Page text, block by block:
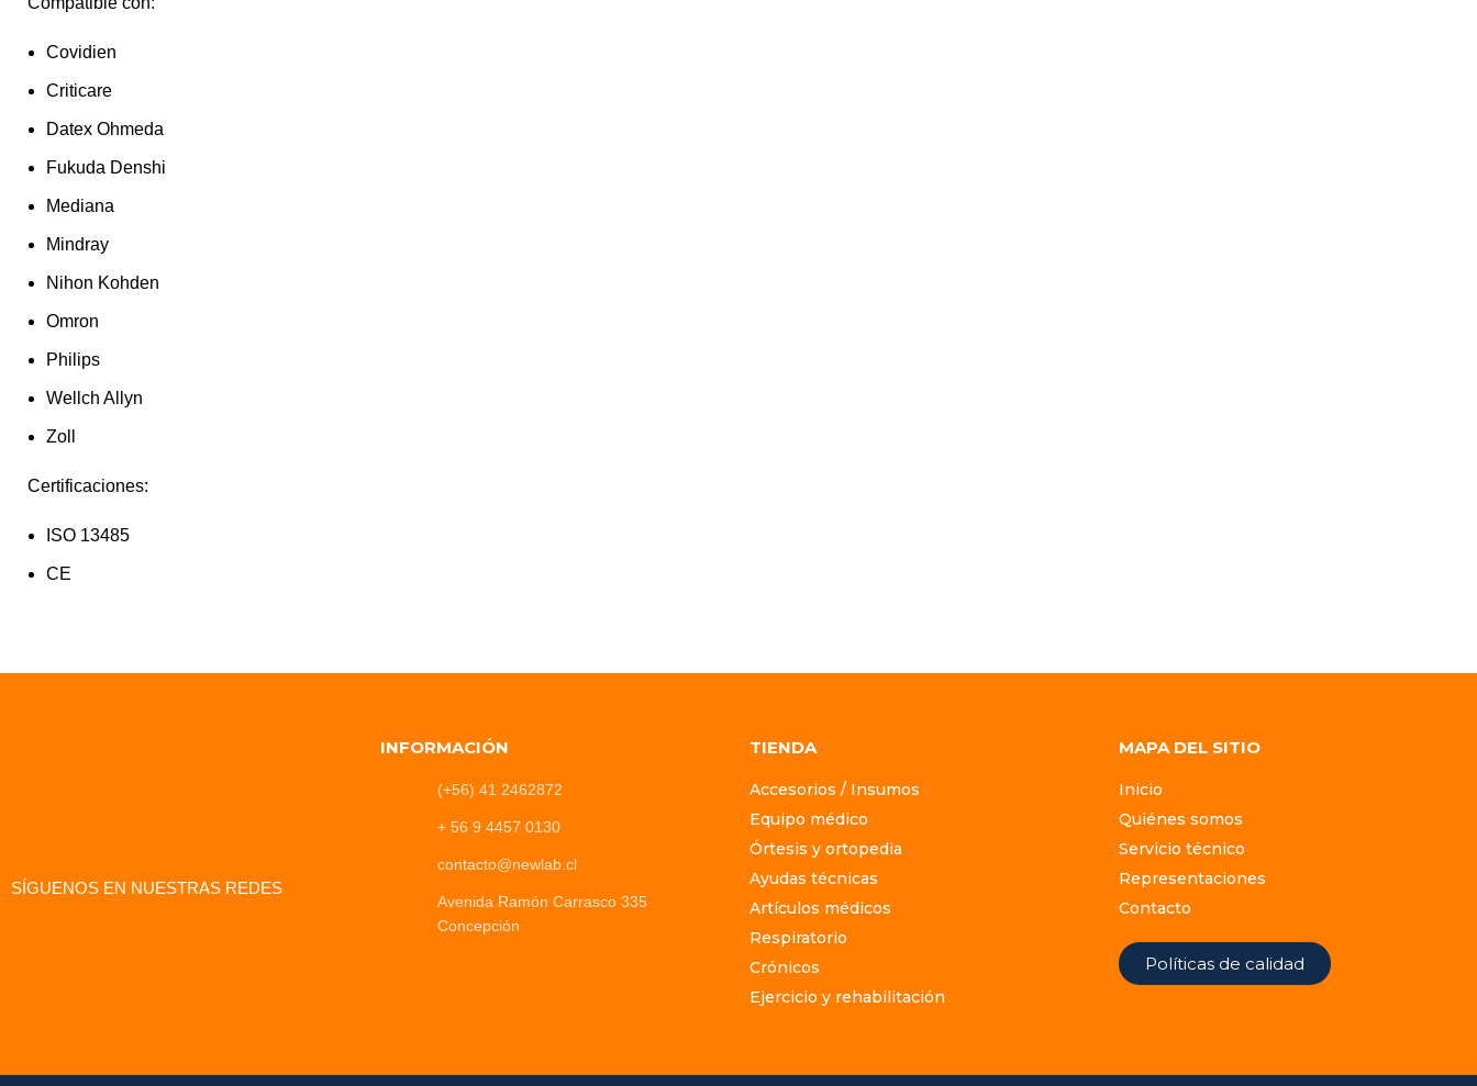
Covidien
Criticare
Datex Ohmeda
Fukuda Denshi
Mediana
Mindray
Nihon Kohden
Omron
Philips
Wellch Allyn
Zoll
Certificaciones:
ISO 13485
CE
SÍGUENOS EN NUESTRAS REDES
INFORMACIÓN
(+56) 41 2462872
+ 56 9 4457 0130
contacto@newlab.cl
Avenida Ramón Carrasco 335
Concepción
TIENDA
Accesorios / Insumos
Equipo médico
Órtesis y ortopedia
Ayudas técnicas
Artículos médicos
Respiratorio
Crónicos
Ejercicio y rehabilitación
MAPA DEL SITIO
Inicio
Quiénes somos
Servicio técnico
Representaciones
Contacto
Políticas de calidad